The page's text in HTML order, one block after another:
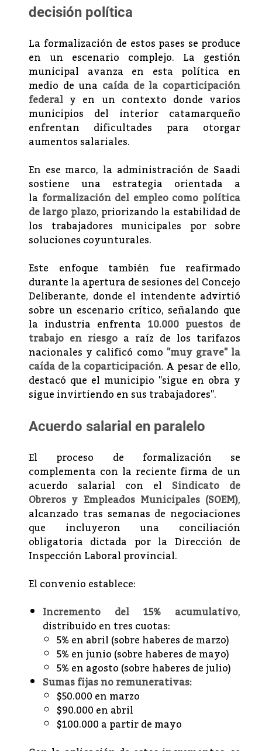
decisión política
La formalización de estos pases se produce
en un escenario complejo. La gestión
municipal avanza en esta política en
medio de una caída de la coparticipación
federal y en un contexto donde varios
municipios del interior catamarqueño
enfrentan dificultades para otorgar
aumentos salariales.
En ese marco, la administración de Saadi
sostiene una estrategia orientada a
la formalización del empleo como política
de largo plazo, priorizando la estabilidad de
los trabajadores municipales por sobre
soluciones coyunturales.
Este enfoque también fue reafirmado
durante la apertura de sesiones del Concejo
Deliberante, donde el intendente advirtió
sobre un escenario crítico, señalando que
la industria enfrenta 10.000 puestos de
trabajo en riesgo a raíz de los tarifazos
nacionales y calificó como "muy grave" la
caída de la coparticipación. A pesar de ello,
destacó que el municipio "sigue en obra y
sigue invirtiendo en sus trabajadores".
Acuerdo salarial en paralelo
El proceso de formalización se
complementa con la reciente firma de un
acuerdo salarial con el Sindicato de
Obreros y Empleados Municipales (SOEM),
alcanzado tras semanas de negociaciones
que incluyeron una conciliación
obligatoria dictada por la Dirección de
Inspección Laboral provincial.
El convenio establece:
Incremento del 15% acumulativo,
distribuido en tres cuotas:
5% en abril (sobre haberes de marzo)
5% en junio (sobre haberes de mayo)
5% en agosto (sobre haberes de julio)
Sumas fijas no remunerativas:
$50.000 en marzo
$90.000 en abril
$100.000 a partir de mayo